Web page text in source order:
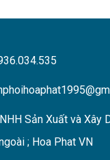
Sản Xuất và Xây
; Hoa Phat VN